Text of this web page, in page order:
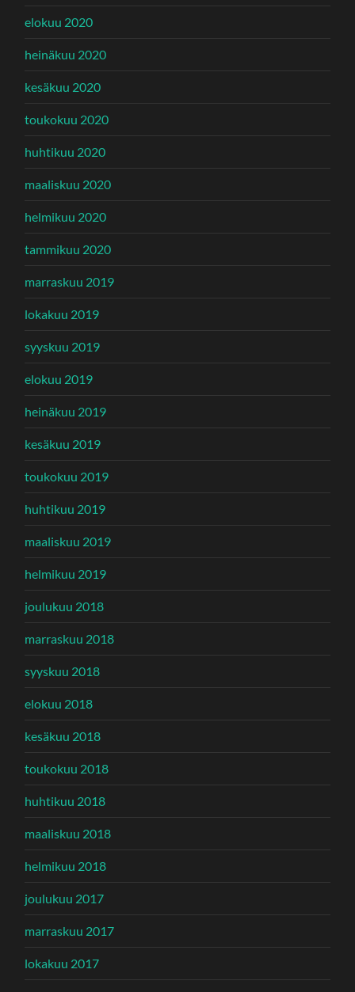
elokuu 2020
heinäkuu 2020
kesäkuu 2020
toukokuu 2020
huhtikuu 2020
maaliskuu 2020
helmikuu 2020
tammikuu 2020
marraskuu 2019
lokakuu 2019
syyskuu 2019
elokuu 2019
heinäkuu 2019
kesäkuu 2019
toukokuu 2019
huhtikuu 2019
maaliskuu 2019
helmikuu 2019
joulukuu 2018
marraskuu 2018
syyskuu 2018
elokuu 2018
kesäkuu 2018
toukokuu 2018
huhtikuu 2018
maaliskuu 2018
helmikuu 2018
joulukuu 2017
marraskuu 2017
lokakuu 2017